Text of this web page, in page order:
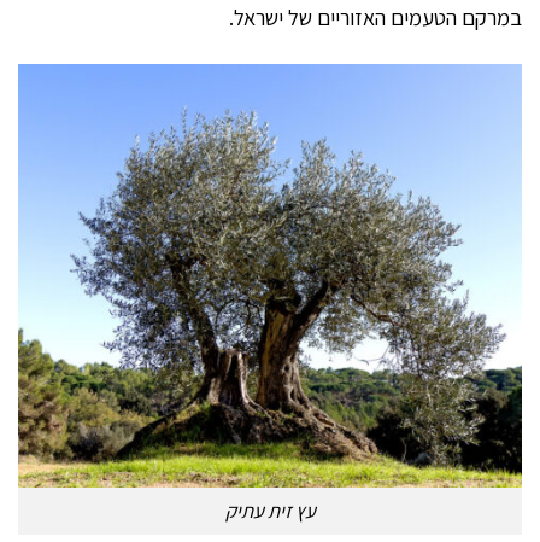
במרקם הטעמים האזוריים של ישראל.
עץ זית עתיק